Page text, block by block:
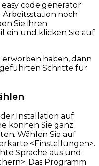
code generator
Arbeitsstation noch
Sie ihren
ein und klicken Sie auf
erworben haben, dann
Schritte für
Installation auf
können Sie ganz
Wählen Sie auf
<Einstellungen>.
Sprache aus und
Das Programm